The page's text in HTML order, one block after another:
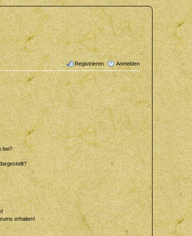
Anmelden
Registrieren
bei?
erhalten!